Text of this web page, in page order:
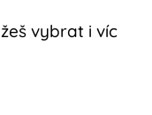
vybrat i víc